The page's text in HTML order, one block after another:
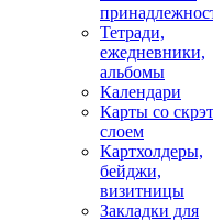
Тетради,
ежедневники,
альбомы
Календари
Карты со
слоем
Картхолдеры,
бейджи,
визитницы
Закладки для